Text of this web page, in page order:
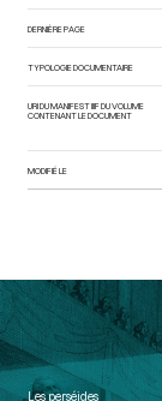
DERNIÈRE PAGE
TYPOLOGIE DOCUMENTAIRE
URI DU MANIFEST IIIF DU VOLUME
CONTENANT LE DOCUMENT
MODIFIÉ LE
Les perséides